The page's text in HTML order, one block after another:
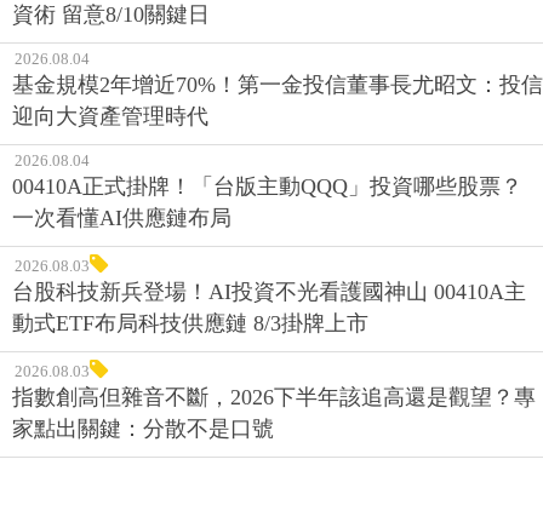
資術 留意8/10關鍵日
2026.08.04
基金規模2年增近70%！第一金投信董事長尤昭文：投信
迎向大資產管理時代
2026.08.04
00410A正式掛牌！「台版主動QQQ」投資哪些股票？
一次看懂AI供應鏈布局
2026.08.03
台股科技新兵登場！AI投資不光看護國神山 00410A主
動式ETF布局科技供應鏈 8/3掛牌上市
2026.08.03
指數創高但雜音不斷，2026下半年該追高還是觀望？專
家點出關鍵：分散不是口號